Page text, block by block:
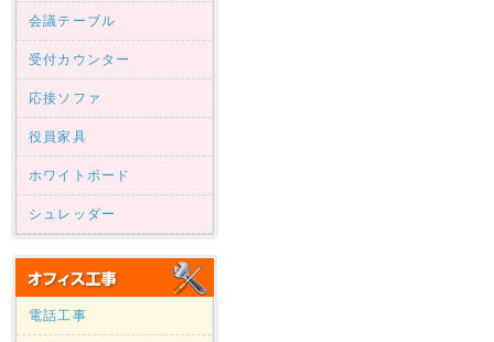
会議テーブル
受付カウンター
応接ソファ
役員家具
ホワイトボード
シュレッダー
電話工事